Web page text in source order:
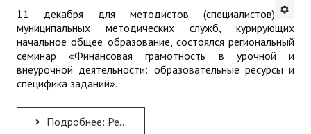
11 декабря для методистов (специалистов)
муниципальных методических служб, курирующих
начальное общее образование, состоялся региональный
семинар «Финансовая грамотность в урочной и
внеурочной деятельности: образовательные ресурсы и
специфика заданий».
Подробнее: Региональный семинар «Финансовая грамотность в урочной и внеурочной деятельности: образовательные...